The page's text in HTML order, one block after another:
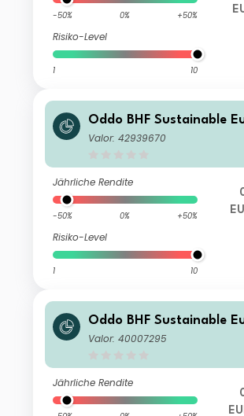
-50% 0% +50%
Risiko-Level
1 10
Oddo BHF Sustainable
te Bond DR-EUR
Valor: 42939670
Jährliche Rendite
-50% 0% +50%
Risiko-Level
1 10
Oddo BHF Sustainable
te Bond CN-EUR
Valor: 40007295
Jährliche Rendite